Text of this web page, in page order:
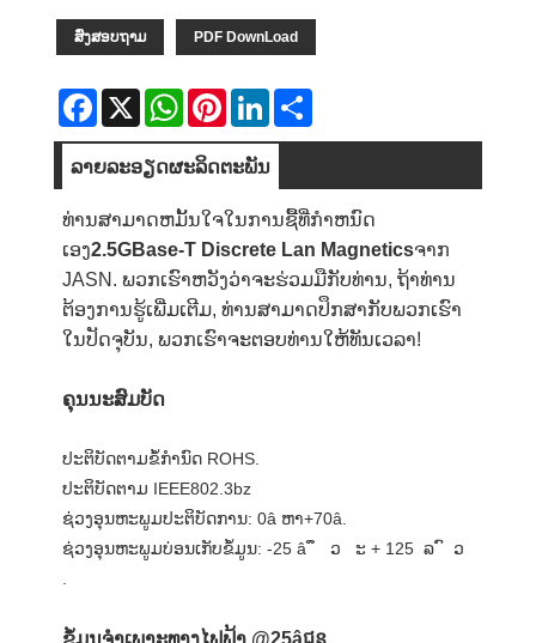
ສົ່ງສອບຖາມ PDF DownLoad
Facebook
X WhatsAppPinterestLinkedIn
ລາຍ​ລະ​ອຽດ​ຜະ​ລິດ​ຕະ​ພັນ
ທ່ານສາມາດຫມັ້ນໃຈໃນການຊື້ທີ່ກໍາຫນົດ
ເອງ2.5GBase-T Discrete Lan Magneticsຈາກ
JASN. ພວກເຮົາຫວັງວ່າຈະຮ່ວມມືກັບທ່ານ, ຖ້າທ່ານ
ຕ້ອງການຮູ້ເພີ່ມເຕີມ, ທ່ານສາມາດປຶກສາກັບພວກເຮົາ
ໃນປັດຈຸບັນ, ພວກເຮົາຈະຕອບທ່ານໃຫ້ທັນເວລາ!
ຄຸນ​ນະ​ສົມ​ບັດ
ປະຕິບັດຕາມຂໍ້ກໍານົດ ROHS.
ປະຕິບັດຕາມ IEEE802.3bz
ຊ່ວງອຸນຫະພູມປະຕິບັດການ: 0â ຫາ+70â.
ຊ່ວງອຸນຫະພູມບ່ອນເກັບຂໍ້ມູນ: -25 â ​ ຶ ​ ​ ວ ​ ​ ະ + 125 ​ ລ ​ ົ ​ ວ ​
.